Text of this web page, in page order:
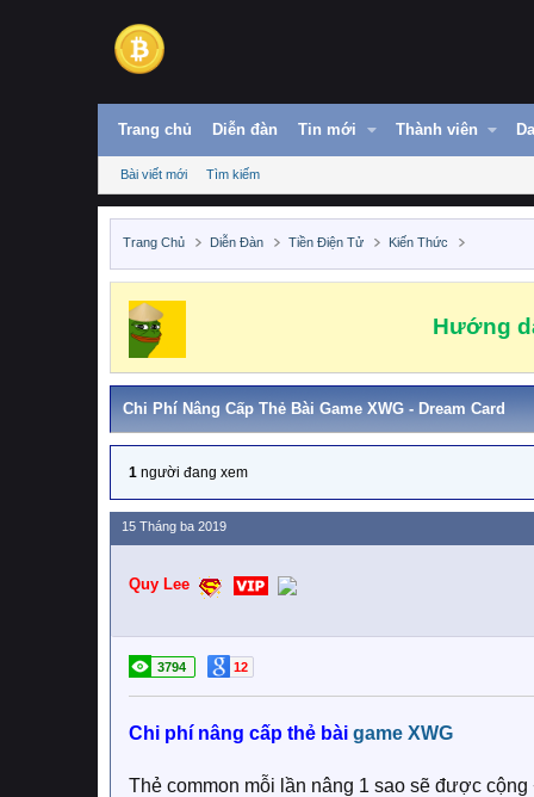
Trang chủ Diễn đàn Tin mới Thành viên
Bài viết mới Tìm kiếm
Trang Chủ Diễn Đàn Tiền Điện Tử Kiến Thức
Hướng
Chi Phí Nâng Cấp Thẻ Bài Game XWG - Dream Card
1 người đang xem
15 Tháng ba 2019
Quy Lee
3794 12
Chi phí nâng cấp thẻ bài game XWG
Thẻ common mỗi lần nâng 1 sao sẽ được cộng